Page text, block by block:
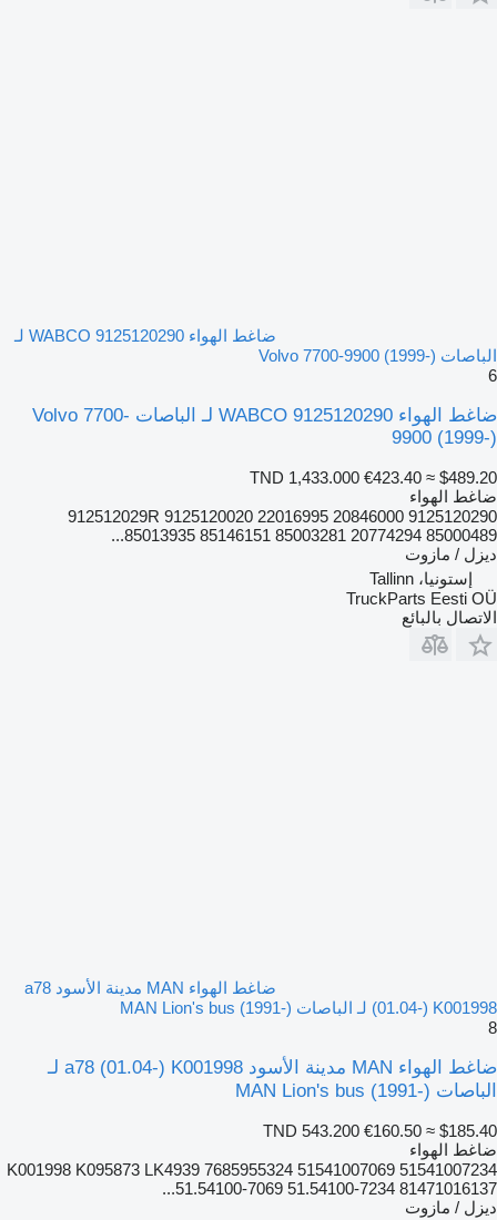
ضاغط الهواء WABCO 9125120290 لـ
الباصات Volvo 7700-9900 (1999-)
6
ضاغط الهواء WABCO 9125120290 لـ الباصات Volvo 7700-
9900 (1999-)
TND 1,433.000 €423.40 ≈ $489.20
ضاغط الهواء
9125120290 912512029R 9125120020 22016995 20846000
85013935 85146151 85003281 20774294 85000489...
ديزل / مازوت
إستونيا، Tallinn
TruckParts Eesti OÜ
الاتصال بالبائع
ضاغط الهواء MAN مدينة الأسود a78
(01.04-) K001998 لـ الباصات MAN Lion's bus (1991-)
8
ضاغط الهواء MAN مدينة الأسود a78 (01.04-) K001998 لـ
الباصات MAN Lion's bus (1991-)
TND 543.200 €160.50 ≈ $185.40
ضاغط الهواء
K001998 K095873 LK4939 7685955324 51541007069 51541007234
51.54100-7069 51.54100-7234 81471016137...
ديزل / مازوت